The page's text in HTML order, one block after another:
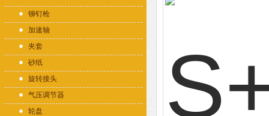
铆钉枪
加速轴
夹套
砂纸
旋转接头
气压调节器
轮盘